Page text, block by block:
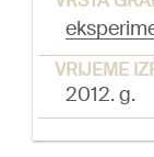
VRIJEME
2012. g.